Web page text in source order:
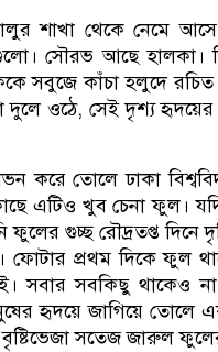
শাখা থেকে নেমে
সৌরভ আছে হালকা।
সবুজে কাঁচা হলুদে
ওঠে, সেই দৃশ্য হৃদয়ের
করে তোলে ঢাকা
এটিও খুব চেনা ফুল।
গুচ্ছ রৌদ্রতপ্ত দিনে
প্রথম দিকে ফুল
সবার সবকিছু থাকেও
হৃদয়ে জাগিয়ে তোলে
বৃষ্টিভেজা সতেজ জারুল